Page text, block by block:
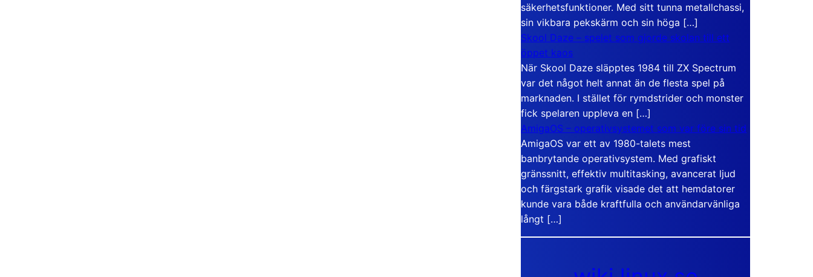
säkerhetsfunktioner. Med sitt tunna metallchassi,
sin vikbara pekskärm och sin höga […]
Skool Daze – spelet som gjorde skolan till ett
öppet kaos
När Skool Daze släpptes 1984 till ZX Spectrum
var det något helt annat än de flesta spel på
marknaden. I stället för rymdstrider och monster
fick spelaren uppleva en […]
AmigaOS – operativsystemet som var före sin tid
AmigaOS var ett av 1980-talets mest
banbrytande operativsystem. Med grafiskt
gränssnitt, effektiv multitasking, avancerat ljud
och färgstark grafik visade det att hemdatorer
kunde vara både kraftfulla och användarvänliga
långt […]